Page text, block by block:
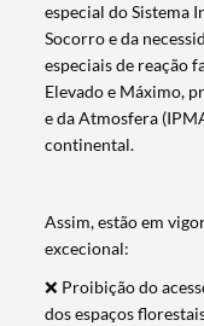
especial do Sistema
Socorro e da
especiais de reação
Elevado e Máximo,
e da Atmosfera
continental.
Assim, estão em
excecional:
❌ Proibição do
dos espaços